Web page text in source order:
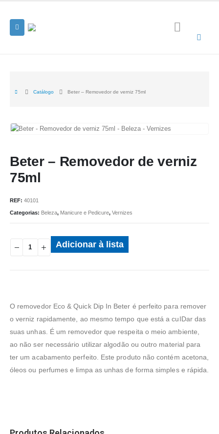
Catálogo Beter – Removedor de verniz 75ml
Beter – Removedor de verniz
75ml
REF: 40101
Categorias: Beleza, Manicure e Pedicure, Vernizes
Adicionar à lista
O removedor Eco & Quick Dip In Beter é perfeito para remover
o verniz rapidamente, ao mesmo tempo que está a cuIDar das
suas unhas. É um removedor que respeita o meio ambiente,
ao não ser necessário utilizar algodão ou outro material para
ter um acabamento perfeito. Este produto não contém acetona,
óleos ou perfumes e limpa as unhas de forma simples e rápida.